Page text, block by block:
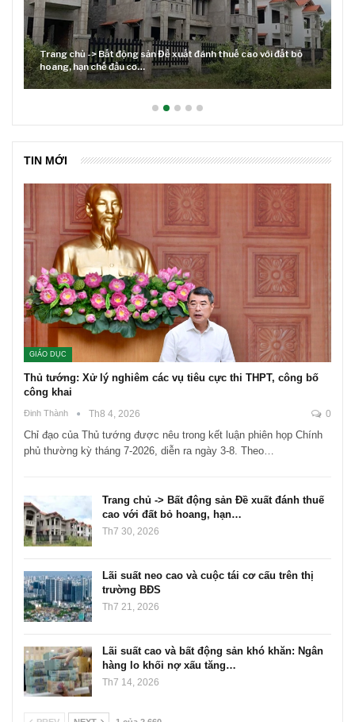
Trang chủ -> Bất động sản Đề xuất đánh thuế cao với đất bỏ
hoang, hạn chế đầu cơ…
TIN MỚI
GIÁO DỤC
Thủ tướng: Xử lý nghiêm các vụ tiêu cực thi THPT, công bố
công khai
Đinh Thành Th8 4, 2026 0
Chỉ đạo của Thủ tướng được nêu trong kết luận phiên họp Chính
phủ thường kỳ tháng 7-2026, diễn ra ngày 3-8. Theo…
Trang chủ -> Bất động sản Đề xuất đánh thuế
cao với đất bỏ hoang, hạn…
Th7 30, 2026
Lãi suất neo cao và cuộc tái cơ cấu trên thị
trường BĐS
Th7 21, 2026
Lãi suất cao và bất động sản khó khăn: Ngân
hàng lo khối nợ xấu tăng…
Th7 14, 2026